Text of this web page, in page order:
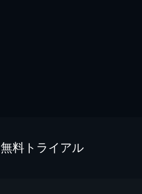
無料トライアル